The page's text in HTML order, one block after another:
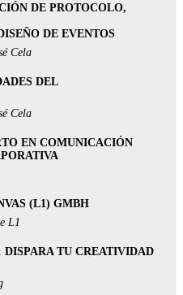
DE PROTOCOLO,
DE EVENTOS
Cela
DEL
Cela
EN COMUNICACIÓN
(L1) GMBH
L1
TU CREATIVIDAD